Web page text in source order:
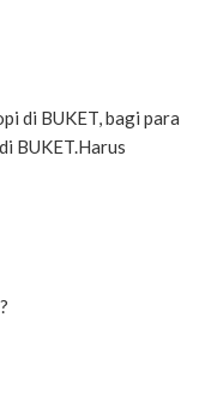
di BUKET, bagi para
BUKET.Harus